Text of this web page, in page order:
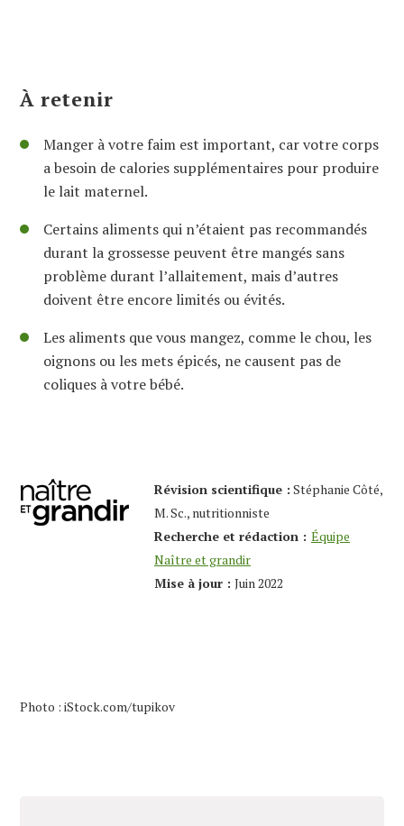
À retenir
Manger à votre faim est important, car votre corps
a besoin de calories supplémentaires pour produire
le lait maternel.
Certains aliments qui n’étaient pas recommandés
durant la grossesse peuvent être mangés sans
problème durant l’allaitement, mais d’autres
doivent être encore limités ou évités.
Les aliments que vous mangez, comme le chou, les
oignons ou les mets épicés, ne causent pas de
coliques à votre bébé.
Révision scientifique : Stéphanie Côté,
M. Sc., nutritionniste
Recherche et rédaction : Équipe
Naître et grandir
Mise à jour : Juin 2022
Photo : iStock.com/tupikov